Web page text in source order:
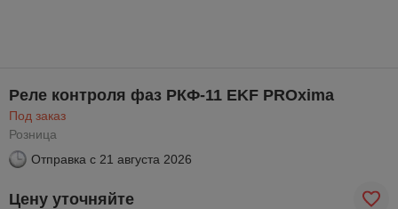
Реле контроля фаз РКФ-11 EKF PROxima
Под заказ
Розница
Отправка с 21 августа 2026
Цену уточняйте